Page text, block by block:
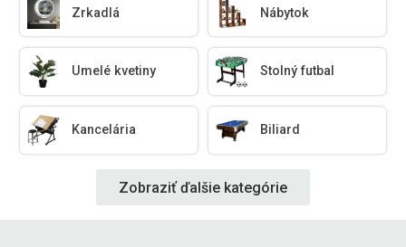
Zrkadlá Nábytok
Umelé kvetiny Stolný futbal
Kancelária Biliard
Zobraziť ďalšie kategórie